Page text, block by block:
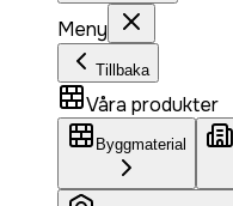
Meny
Tillbaka
Våra produkter
Byggmaterial